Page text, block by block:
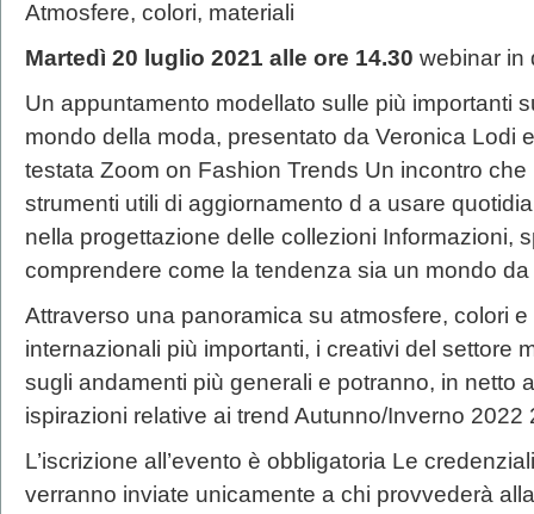
Atmosfere, colori, materiali
Martedì 20 luglio 2021 alle ore 14.30 webinar in
Un appuntamento modellato sulle più importanti
mondo della moda, presentato da Veronica Lodi
testata Zoom on Fashion Trends Un incontro
strumenti utili di aggiornamento d a usare
nella progettazione delle collezioni Informazioni,
comprendere come la tendenza sia un mondo
Attraverso una panoramica su atmosfere, colori
internazionali più importanti, i creativi del settore
sugli andamenti più generali e potranno, in netto
ispirazioni relative ai trend Autunno/Inverno 2022
L’iscrizione all’evento è obbligatoria Le
verranno inviate unicamente a chi provvederà